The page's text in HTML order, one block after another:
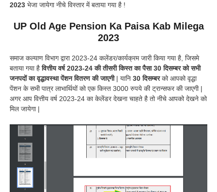
2023 भेजा जायेगा नीचे विस्तार में बताया गया है !
UP Old Age Pension Ka Paisa Kab Milega
2023
समाज कल्याण विभाग द्वारा 2023-24 कलेंडर/कार्यक्रम जारी किया गया है, जिसमे
बताया गया हैवित्तीय वर्ष 2023-24 की तीसरी किस्त का पैसा 30 दिसम्बर को सभी
जनपदों का वृद्धावस्था पेंशन वितरण की जाएगी| यानि 30 दिसम्बरको आपको वृद्धा
पेंशन के सभी पात्र लाभार्थियों को एक किस्त 3000 रुपये की ट्रान्सफर की जाएगी |
अगर आप वित्तीय वर्ष 2023-24 का केलेंडर देखना चाहते है तो नीचे आपको देखने को
मिल जायेगा |